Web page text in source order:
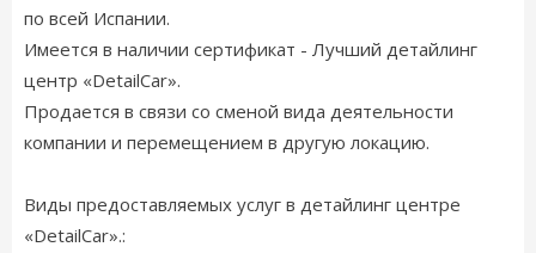
по всей Испании.
Имеется в наличии сертификат - Лучший детайлинг
центр «DetailCar».
Продается в связи со сменой вида деятельности
компании и перемещением в другую локацию.
Виды предоставляемых услуг в детайлинг центре
«DetailCar».: